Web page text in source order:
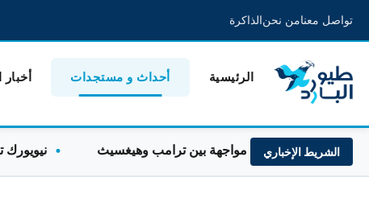
تواصل معنامن نحنالذاكرة
الرئيسية أحداث و مستجدات أخبار
الشريط الإخباري
تشعل مواجهة بين ترامب وهيغسيث نيويورك تايمز: